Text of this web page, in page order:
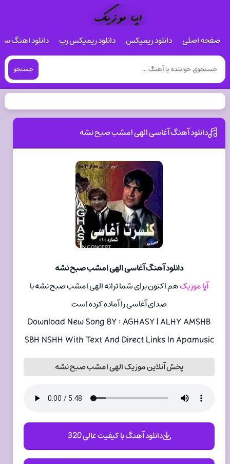
صفحه اصلی دانلود ریمیکس دانلود ریمیکس رپ دانلود اهنگ
جستجو
دانلود آهنگ آغاسی الهی امشب صبح نشه
دانلود آهنگ آغاسی الهی امشب صبح نشه
آپا موزیکهم اکنون برای شما ترانه الهی امشب صبح نشه با
صدای آغاسی را آماده کرده است
Download New Song BY : AGHASY | ALHY AMSHB
SBH NSHH With Text And Direct Links In Apamusic
پخش آنلاین موزیک الهی امشب صبح نشه
دانلود آهنگ با کیفیت عالی 320